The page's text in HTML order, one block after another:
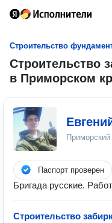
Строительство
Строительство
в Приморском
Приморский
Паспорт проверен
Бригада русские.
Строительство